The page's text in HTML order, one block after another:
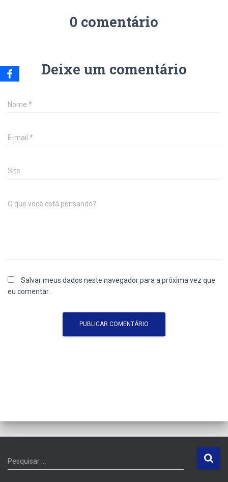
0 comentário
Deixe um comentário
Nome *
E-mail *
Site
O que você está pensando?
Salvar meus dados neste navegador para a próxima vez que
eu comentar.
P
e
Pesquisar …